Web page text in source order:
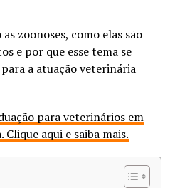
zoonoses, como elas são
e por que esse tema se
a atuação veterinária
para veterinários em
Clique aqui e saiba mais.